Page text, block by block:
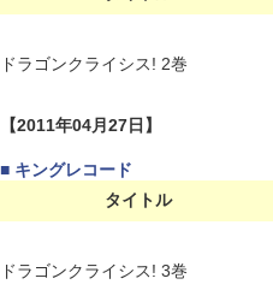
ドラゴンクライシス! 2巻
【2011年04月27日】
■ キングレコード
タイトル
ドラゴンクライシス! 3巻